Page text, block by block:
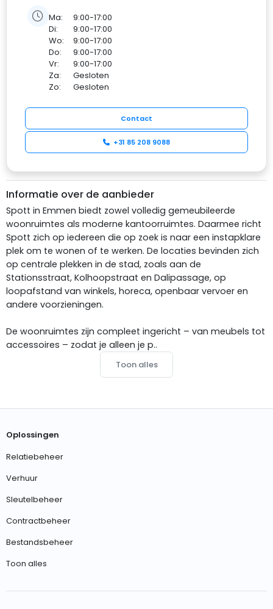
Ma:
9:00-17:00
Di:
9:00-17:00
Wo:
9:00-17:00
Do:
9:00-17:00
Vr:
9:00-17:00
Za:
Gesloten
Zo:
Gesloten
Contact
+31 85 208 9088
Informatie over de aanbieder
Spott in Emmen biedt zowel volledig gemeubileerde
woonruimtes als moderne kantoorruimtes. Daarmee richt
Spott zich op iedereen die op zoek is naar een instapklare
plek om te wonen of te werken. De locaties bevinden zich
op centrale plekken in de stad, zoals aan de
Stationsstraat, Kolhoopstraat en Dalipassage, op
loopafstand van winkels, horeca, openbaar vervoer en
andere voorzieningen.
De woonruimtes zijn compleet ingericht – van meubels tot
accessoires – zodat je alleen je p..
Toon alles
Oplossingen
Relatiebeheer
Verhuur
Sleutelbeheer
Contractbeheer
Bestandsbeheer
Toon alles